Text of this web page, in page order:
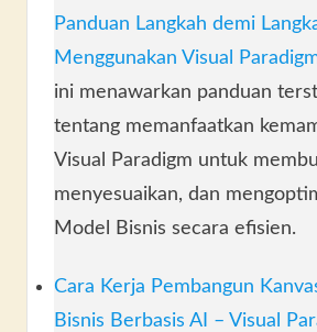
Panduan Langkah demi
Menggunakan Visual
ini menawarkan panduan
tentang memanfaatkan
Visual Paradigm untuk
menyesuaikan, dan
Model Bisnis secara efisien.
Cara Kerja Pembangun
Bisnis Berbasis AI – Visual